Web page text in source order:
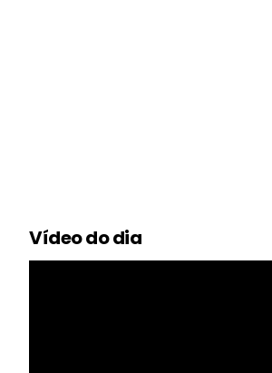
Vídeo do dia